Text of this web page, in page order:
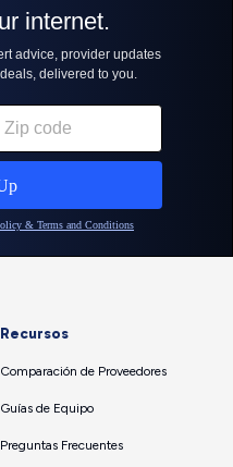
Recursos
Comparación de Proveedores
Guías de Equipo
Preguntas Frecuentes